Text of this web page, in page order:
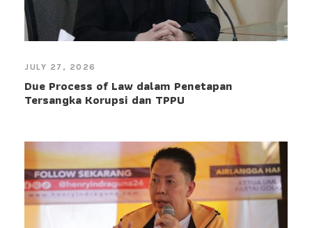
JULY 27, 2026
Due Process of Law dalam Penetapan
Tersangka Korupsi dan TPPU